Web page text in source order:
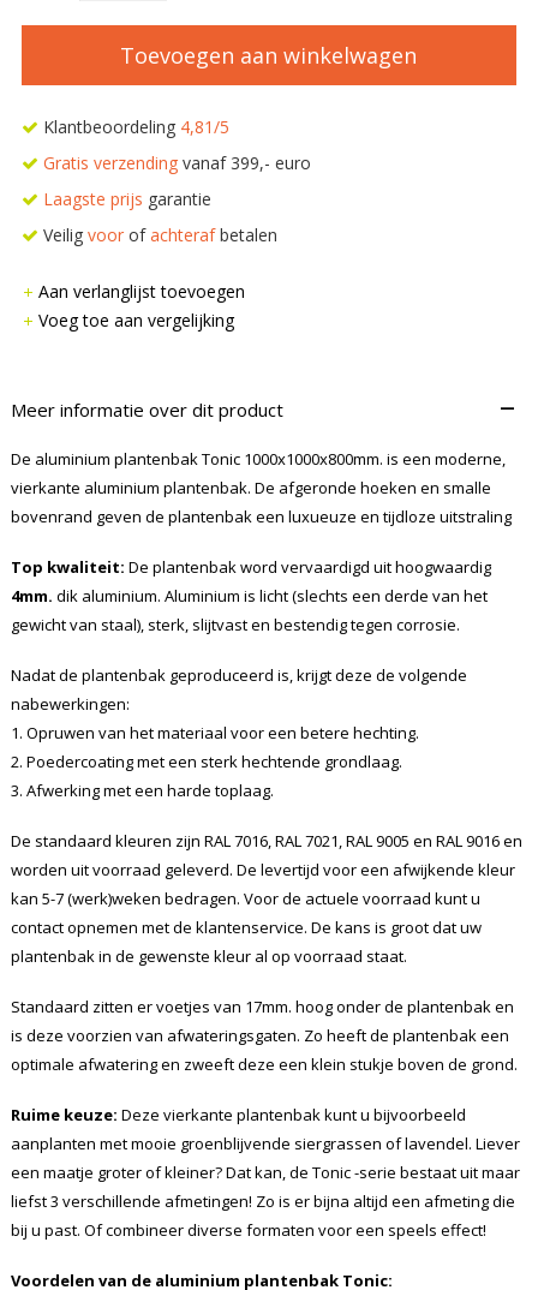
Toevoegen aan winkelwagen
Klantbeoordeling 4,81/5
Gratis verzendingvanaf 399,- euro
Laagste prijs garantie
Veilig voorofachterafbetalen
Aan verlanglijst toevoegen
Voeg toe aan vergelijking
Meer informatie over dit product –
De aluminium plantenbak Tonic 1000x1000x800mm. is een moderne,
vierkante aluminium plantenbak. De afgeronde hoeken en smalle
bovenrand geven de plantenbak een luxueuze en tijdloze uitstraling
Top kwaliteit: De plantenbak word vervaardigd uit hoogwaardig
4mm. dik aluminium. Aluminium is licht (slechts een derde van het
gewicht van staal), sterk, slijtvast en bestendig tegen corrosie.
Nadat de plantenbak geproduceerd is, krijgt deze de volgende
nabewerkingen:
1. Opruwen van het materiaal voor een betere hechting.
2. Poedercoating met een sterk hechtende grondlaag.
3. Afwerking met een harde toplaag.
De standaard kleuren zijn RAL 7016, RAL 7021, RAL 9005 en RAL 9016 en
worden uit voorraad geleverd. De levertijd voor een afwijkende kleur
kan 5-7 (werk)weken bedragen. Voor de actuele voorraad kunt u
contact opnemen met de klantenservice. De kans is groot dat uw
plantenbak in de gewenste kleur al op voorraad staat.
Standaard zitten er voetjes van 17mm. hoog onder de plantenbak en
is deze voorzien van afwateringsgaten. Zo heeft de plantenbak een
optimale afwatering en zweeft deze een klein stukje boven de grond.
Ruime keuze: Deze vierkante plantenbak kunt u bijvoorbeeld
aanplanten met mooie groenblijvende siergrassen of lavendel. Liever
een maatje groter of kleiner? Dat kan, de Tonic -serie bestaat uit maar
liefst 3 verschillende afmetingen! Zo is er bijna altijd een afmeting die
bij u past. Of combineer diverse formaten voor een speels effect!
Voordelen van de aluminium plantenbak Tonic: